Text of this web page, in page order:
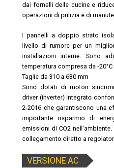
dai fornelli delle cucine e
operazioni di pulizia e di
I pannelli a doppio strato
livello di rumore per un
installazioni interne. Sono
temperatura compresa da -20°C
Taglie da 310 a 630 mm
Sono dotati di motori
driver (inverter) integrato
2-2016 che garantiscono una
importante risparmio di
emissioni di CO2
collegamento diretto a
VERSIONE AC